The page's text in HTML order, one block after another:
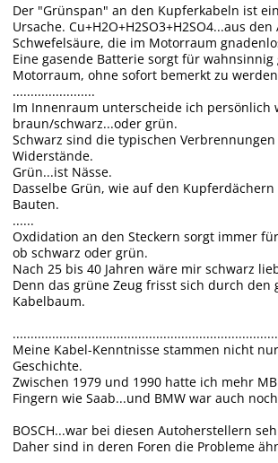
Der "Grünspan" an den Kupferkabeln ist
Ursache. Cu+H2O+H2SO3+H2SO4...aus
Schwefelsäure, die im Motorraum
Eine gasende Batterie sorgt für wahnsinnig
Motorraum, ohne sofort bemerkt zu
.......................
Im Innenraum unterscheide ich persönlich
braun/schwarz...oder grün.
Schwarz sind die typischen
Widerstände.
Grün...ist Nässe.
Dasselbe Grün, wie auf den
Bauten.
......
Oxdidation an den Steckern sorgt immer
ob schwarz oder grün.
Nach 25 bis 40 Jahren wäre mir schwarz
Denn das grüne Zeug frisst sich durch den
Kabelbaum.
Meine Kabel-Kenntnisse stammen nicht
Geschichte.
Zwischen 1979 und 1990 hatte ich mehr
Fingern wie Saab...und BMW war auch
BOSCH...war bei diesen Autoherstellern
Daher sind in deren Foren die Probleme